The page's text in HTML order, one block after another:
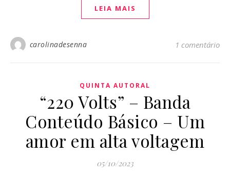
LEIA MAIS
carolinadesenna 1 comentário
QUINTA AUTORAL
“220 Volts” – Banda
Conteúdo Básico – Um
amor em alta voltagem
05/10/2023